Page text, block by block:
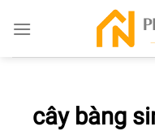
cây bàng